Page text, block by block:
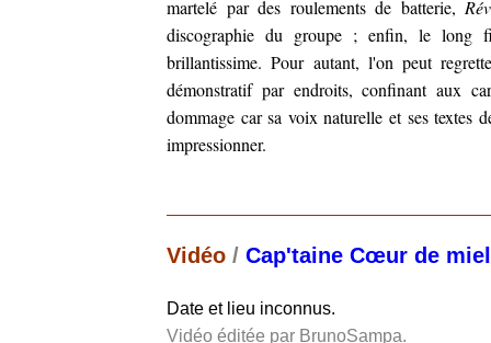
martelé par des roulements de batterie,
discographie du groupe ; enfin, le long
brillantissime. Pour autant, l'on peut
démonstratif par endroits, confinant aux
dommage car sa voix naturelle et ses textes
impressionner.
Vidéo / Cap'taine Cœur de miel
Date et lieu inconnus.
Vidéo éditée par BrunoSampa.